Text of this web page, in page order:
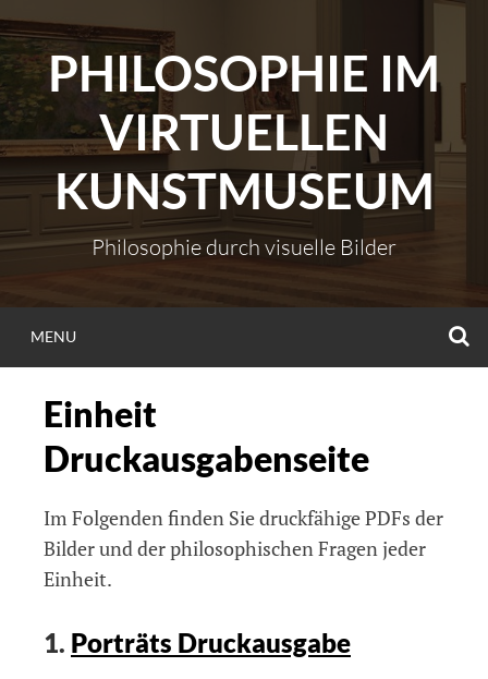
Skip
to
contentPHILOSOPHIE IM
VIRTUELLEN
KUNSTMUSEUM
Philosophie durch visuelle Bilder
MENU
Einheit
Druckausgabenseite
Im Folgenden finden Sie druckfähige PDFs der
Bilder und der philosophischen Fragen jeder
Einheit.
1. Porträts Druckausgabe